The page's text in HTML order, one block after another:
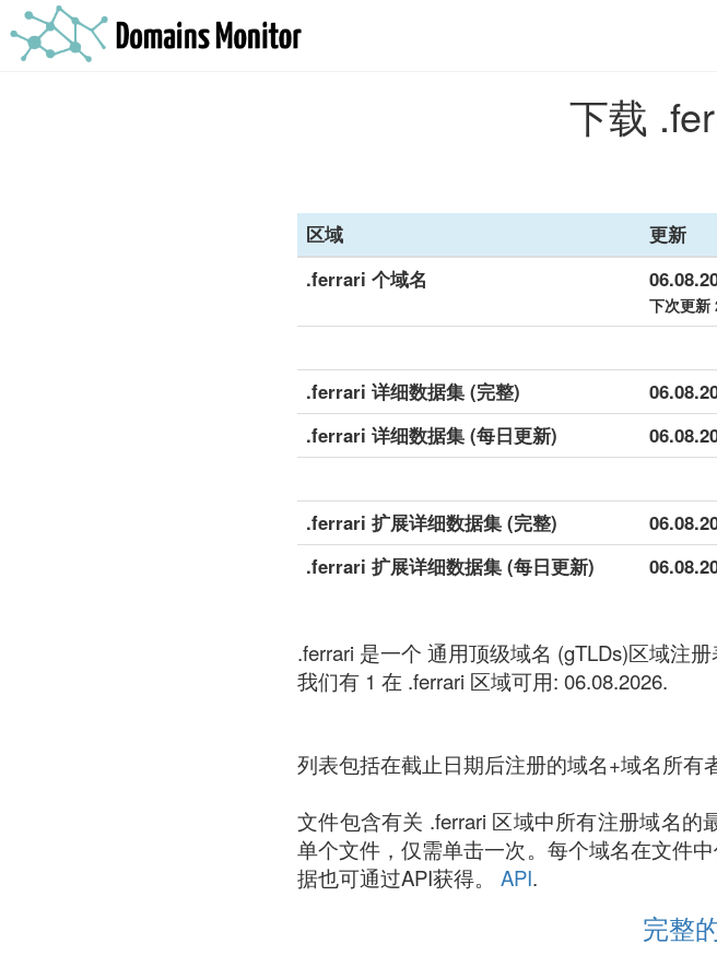
下载
区域 更新
.ferrari 个域名
下次更新
.ferrari 详细数据集 (完整)
.ferrari 详细数据集 (每日更新)
.ferrari 扩展详细数据集 (完整)
.ferrari 扩展详细数据集 (每日更新)
.ferrari 是一个 通用顶级域名 (gTLDs)区域注
我们有 1 在 .ferrari 区域可用: 06.08.2026.
列表包括在截止日期后注册的域名+域名所有
文件包含有关 .ferrari 区域中所有注册域名
单个文件，仅需单击一次。每个域名在文件
据也可通过API获得。 API.
完整